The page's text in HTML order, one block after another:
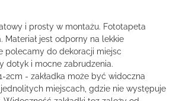
i prosty w montażu. Fototapeta
Materiał jest odporny na lekkie
polecamy do dekoracji miejsc
dotyk i mocne zabrudzenia.
2cm - zakładka może być widoczna
miejscach, gdzie nie występuje